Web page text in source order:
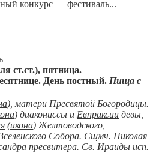
конкурс — фестиваль...
ст.ст.), пятница.
День постный. Пища с
), матери Пресвятой Богородицы.
) диакониссы и Евпраксии девы,
(икона) Желтоводского,
Собора. Сщмч. Николая
пресвитера. Св. Ираиды исп.